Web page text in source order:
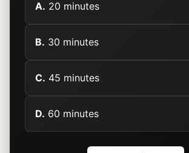
A. 20 minutes
B. 30 minutes
C. 45 minutes
D. 60 minutes